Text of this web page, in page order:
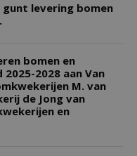
levering bomen
bomen en
2028 aan Van
M. van
de Jong van
en